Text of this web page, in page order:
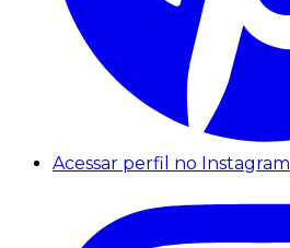
Acessar perfil no Instagram